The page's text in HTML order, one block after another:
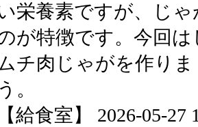
栄養素ですが、じ
が特徴です。今回
チ肉じゃがを作り
う。
【給食室】 2026-05-27